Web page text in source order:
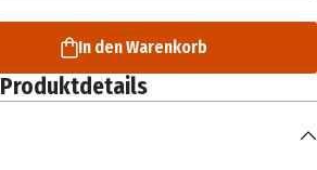
In den Warenkorb
Produktdetails